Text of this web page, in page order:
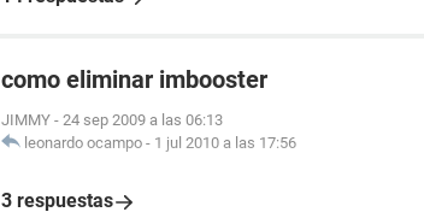
como eliminar imbooster
JIMMY - 24 sep 2009 a las 06:13
leonardo ocampo - 1 jul 2010 a las 17:56
3 respuestas